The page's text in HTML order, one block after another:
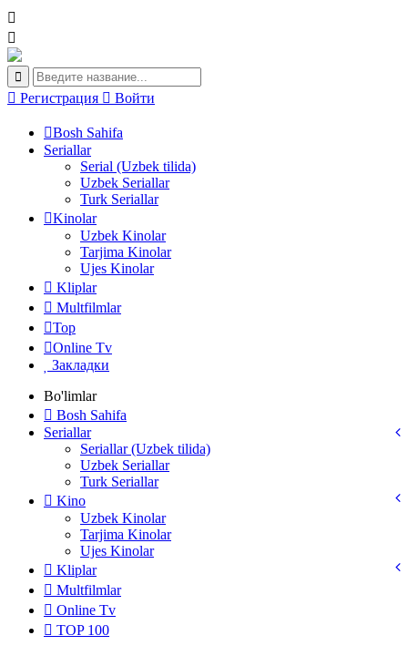
Регистрация Войти
Bosh Sahifa
Seriallar
Serial (Uzbek tilida)
Uzbek Seriallar
Turk Seriallar
Kinolar
Uzbek Kinolar
Tarjima Kinolar
Ujes Kinolar
Kliplar
Multfilmlar
Top
Online Tv
Закладки
Bo'limlar
Bosh Sahifa
Seriallar
Seriallar (Uzbek tilida)
Uzbek Seriallar
Turk Seriallar
Kino
Uzbek Kinolar
Tarjima Kinolar
Ujes Kinolar
Kliplar
Multfilmlar
Online Tv
TOP 100